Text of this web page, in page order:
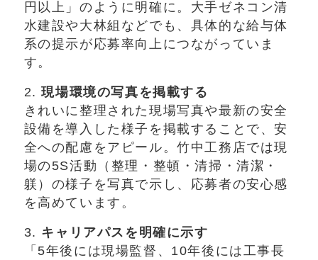
円以上」のように明確に。大手ゼネコン清
水建設や大林組などでも、具体的な給与体
系の提示が応募率向上につながっていま
す。
2.現場環境の写真を掲載する
きれいに整理された現場写真や最新の安全
設備を導入した様子を掲載することで、安
全への配慮をアピール。竹中工務店では現
場の5S活動（整理・整頓・清掃・清潔・
躾）の様子を写真で示し、応募者の安心感
を高めています。
3. キャリアパスを明確に示す
「5年後には現場監督、10年後には工事長